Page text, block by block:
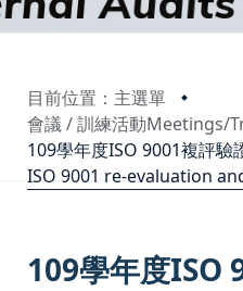
目前位置：主選單
會議 / 訓練活動Meetings/
109學年度ISO 9001複評
ISO 9001 re-evaluation
109學年度ISO